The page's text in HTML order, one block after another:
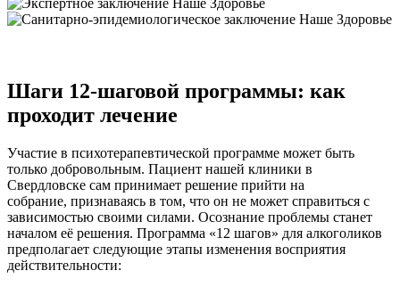
Шаги 12-шаговой программы: как
проходит лечение
Участие в психотерапевтической программе может быть
только добровольным. Пациент нашей клиники в
Свердловске сам принимает решение прийти на
собрание, признаваясь в том, что он не может справиться с
зависимостью своими силами. Осознание проблемы станет
началом её решения. Программа «12 шагов» для алкоголиков
предполагает следующие этапы изменения восприятия
действительности: